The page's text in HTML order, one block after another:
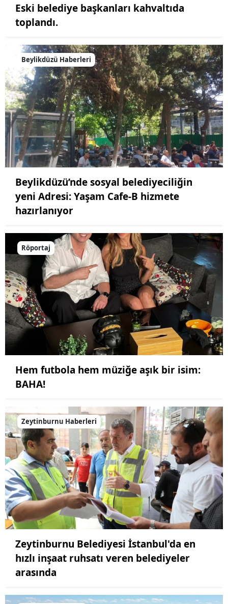
Eski belediye başkanları kahvaltıda
toplandı.
Beylikdüzü Haberleri
Beylikdüzü’nde sosyal belediyeciliğin
yeni Adresi: Yaşam Cafe-B hizmete
hazırlanıyor
Röportaj
Hem futbola hem müziğe aşık bir isim:
BAHA!
Zeytinburnu Haberleri
Zeytinburnu Belediyesi İstanbul'da en
hızlı inşaat ruhsatı veren belediyeler
arasında